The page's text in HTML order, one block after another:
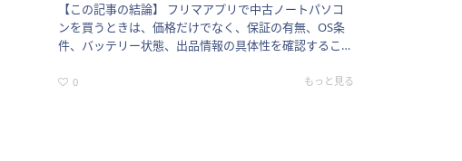
【この記事の結論】 フリマアプリで中古ノートパソコ
ンを買うときは、価格だけでなく、保証の有無、OS条
件、バッテリー状態、出品情報の具体性を確認すること
ンを探している方に向…
0 もっと見る